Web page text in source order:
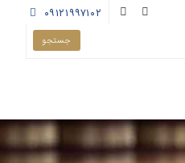
۰۹۱۲۱۹۹۷۱۰۲